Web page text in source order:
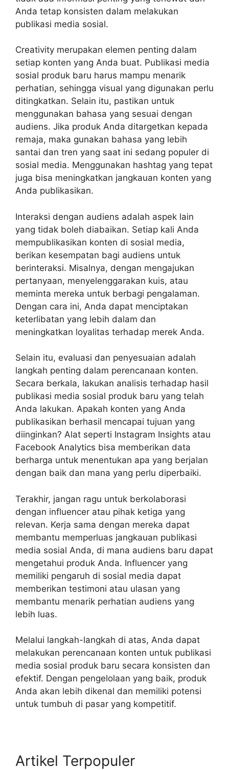
Anda tetap konsisten dalam melakukan
publikasi media sosial.
Creativity merupakan elemen penting dalam
setiap konten yang Anda buat. Publikasi media
sosial produk baru harus mampu menarik
perhatian, sehingga visual yang digunakan perlu
ditingkatkan. Selain itu, pastikan untuk
menggunakan bahasa yang sesuai dengan
audiens. Jika produk Anda ditargetkan kepada
remaja, maka gunakan bahasa yang lebih
santai dan tren yang saat ini sedang populer di
sosial media. Menggunakan hashtag yang tepat
juga bisa meningkatkan jangkauan konten yang
Anda publikasikan.
Interaksi dengan audiens adalah aspek lain
yang tidak boleh diabaikan. Setiap kali Anda
mempublikasikan konten di sosial media,
berikan kesempatan bagi audiens untuk
berinteraksi. Misalnya, dengan mengajukan
pertanyaan, menyelenggarakan kuis, atau
meminta mereka untuk berbagi pengalaman.
Dengan cara ini, Anda dapat menciptakan
keterlibatan yang lebih dalam dan
meningkatkan loyalitas terhadap merek Anda.
Selain itu, evaluasi dan penyesuaian adalah
langkah penting dalam perencanaan konten.
Secara berkala, lakukan analisis terhadap hasil
publikasi media sosial produk baru yang telah
Anda lakukan. Apakah konten yang Anda
publikasikan berhasil mencapai tujuan yang
diinginkan? Alat seperti Instagram Insights atau
Facebook Analytics bisa memberikan data
berharga untuk menentukan apa yang berjalan
dengan baik dan mana yang perlu diperbaiki.
Terakhir, jangan ragu untuk berkolaborasi
dengan influencer atau pihak ketiga yang
relevan. Kerja sama dengan mereka dapat
membantu memperluas jangkauan publikasi
media sosial Anda, di mana audiens baru dapat
mengetahui produk Anda. Influencer yang
memiliki pengaruh di sosial media dapat
memberikan testimoni atau ulasan yang
membantu menarik perhatian audiens yang
lebih luas.
Melalui langkah-langkah di atas, Anda dapat
melakukan perencanaan konten untuk publikasi
media sosial produk baru secara konsisten dan
efektif. Dengan pengelolaan yang baik, produk
Anda akan lebih dikenal dan memiliki potensi
untuk tumbuh di pasar yang kompetitif.
Artikel Terpopuler